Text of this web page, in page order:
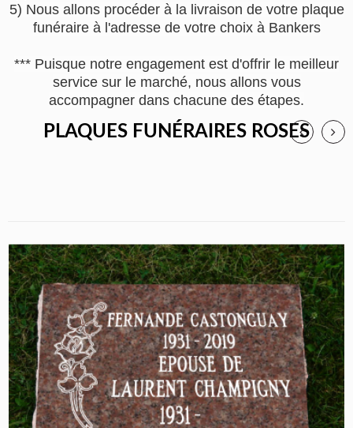
5) Nous allons procéder à la livraison de votre plaque
funéraire à l'adresse de votre choix à Bankers
*** Puisque notre engagement est d'offrir le meilleur
service sur le marché, nous allons vous
accompagner dans chacune des étapes.
PLAQUES FUNÉRAIRES ROSES